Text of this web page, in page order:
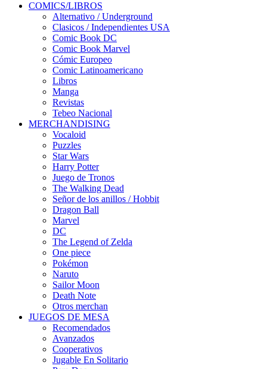
COMICS/LIBROS
Alternativo / Underground
Clasicos / Independientes USA
Comic Book DC
Comic Book Marvel
Cómic Europeo
Comic Latinoamericano
Libros
Manga
Revistas
Tebeo Nacional
MERCHANDISING
Vocaloid
Puzzles
Star Wars
Harry Potter
Juego de Tronos
The Walking Dead
Señor de los anillos / Hobbit
Dragon Ball
Marvel
DC
The Legend of Zelda
One piece
Pokémon
Naruto
Sailor Moon
Death Note
Otros merchan
JUEGOS DE MESA
Recomendados
Avanzados
Cooperativos
Jugable En Solitario